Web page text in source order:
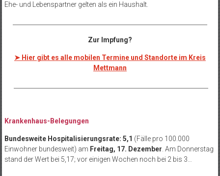
Ehe- und Lebenspartner gelten als ein Haushalt.
Zur Impfung?
➤ Hier gibt es alle mobilen Termine und Standorte im Kreis
Mettmann
Krankenhaus-Belegungen
Bundesweite Hospitalisierungsrate: 5,1 (Fälle pro 100.000
Einwohner bundesweit) am Freitag, 17. Dezember . Am Donnerstag
stand der Wert bei 5,17; vor einigen Wochen noch bei 2 bis 3…